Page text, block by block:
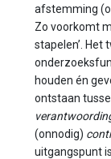
afstemming
Zo voorkomt
stapelen’. Het
houden én
ontstaan
(onnodig)
uitgangspunt